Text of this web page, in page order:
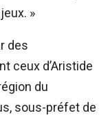
»
des
ceux d’Aristide
du
sous-préfet de